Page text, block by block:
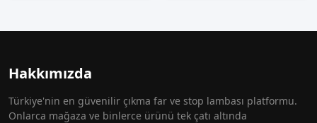
Hakkımızda
Türkiye'nin en güvenilir çıkma far ve stop lambası platformu.
Onlarca mağaza ve binlerce ürünü tek çatı altında